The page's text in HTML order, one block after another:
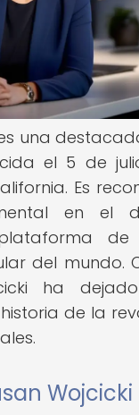
una
el 5 de
Es
en el
del mundo.
ha
de la
Wojcicki